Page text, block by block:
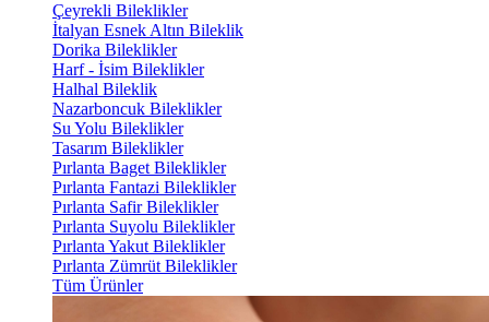
Çeyrekli Bileklikler
İtalyan Esnek Altın Bileklik
Dorika Bileklikler
Harf - İsim Bileklikler
Halhal Bileklik
Nazarboncuk Bileklikler
Su Yolu Bileklikler
Tasarım Bileklikler
Pırlanta Baget Bileklikler
Pırlanta Fantazi Bileklikler
Pırlanta Safir Bileklikler
Pırlanta Suyolu Bileklikler
Pırlanta Yakut Bileklikler
Pırlanta Zümrüt Bileklikler
Tüm Ürünler